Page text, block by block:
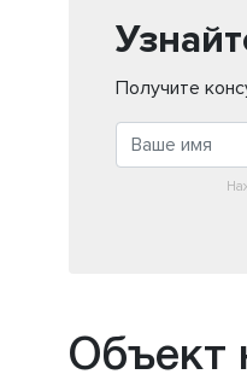
Получите
Объект